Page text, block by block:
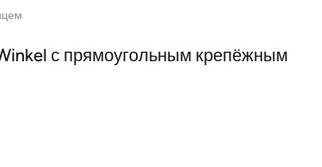
с прямоугольным крепёжным